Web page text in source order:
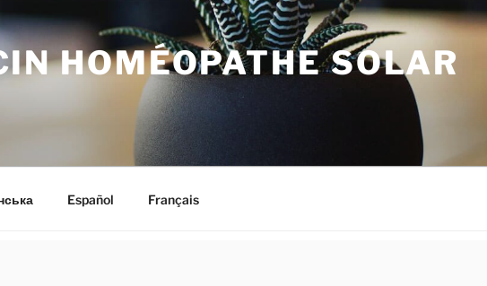
HOMÉOPATHE SOLAR
Español Français